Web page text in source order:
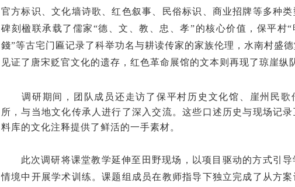
官方标识、文化墙诗歌、红色叙事、民俗标识、商业招牌等多种
碑刻楹联承载了儒家“德、文、教、忠、孝”的核心价值，保平村“
錢”等古宅门匾记录了科举功名与耕读传家的家族伦理，水南村盛
见证了唐宋贬官文化的遗存，红色革命展馆的文本则再现了琼崖纵
调研期间，团队成员还走访了保平村历史文化馆、崖州民歌
所，与当地文化传承人进行了深入交流。这些口述历史与现场记
料库的文化注释提供了鲜活的一手素材。
此次调研将课堂教学延伸至田野现场，以项目驱动的方式引导
情境中开展学术训练。课题组成员在教师指导下独立完成了从方